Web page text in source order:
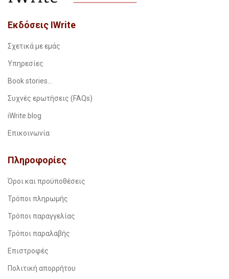
Εκδόσεις IWrite
Σχετικά με εμάς
Υπηρεσίες
Book stories…
Συχνές ερωτήσεις (FAQs)
iWrite.blog
Επικοινωνία
Πληροφορίες
Όροι και προϋποθέσεις
Τρόποι πληρωμής
Τρόποι παραγγελίας
Τρόποι παραλαβής
Επιστροφές
Πολιτική απορρήτου